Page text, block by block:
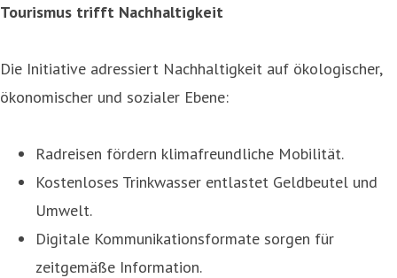
Tourismus trifft Nachhaltigkeit
Die Initiative adressiert Nachhaltigkeit auf ökologischer,
ökonomischer und sozialer Ebene:
Radreisen fördern klimafreundliche Mobilität.
Kostenloses Trinkwasser entlastet Geldbeutel und
Umwelt.
Digitale Kommunikationsformate sorgen für
zeitgemäße Information.